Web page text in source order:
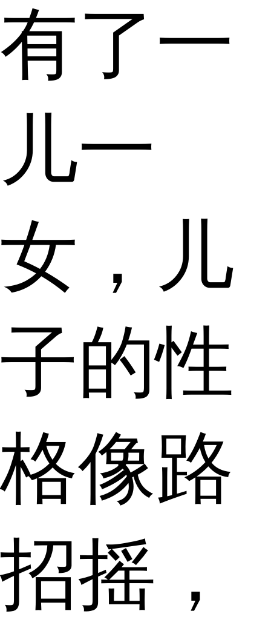
有了一
儿一
女，儿
子的性
格像路
招摇，